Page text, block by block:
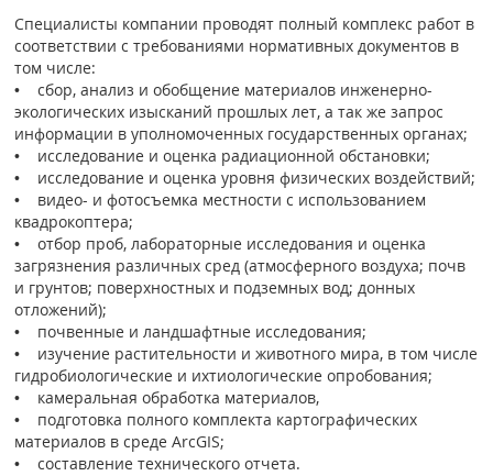
Специалисты компании проводят полный комплекс работ в
соответствии с требованиями нормативных документов в
том числе:
• сбор, анализ и обобщение материалов инженерно-
экологических изысканий прошлых лет, а так же запрос
информации в уполномоченных государственных органах;
• исследование и оценка радиационной обстановки;
• исследование и оценка уровня физических воздействий;
• видео- и фотосъемка местности с использованием
квадрокоптера;
• отбор проб, лабораторные исследования и оценка
загрязнения различных сред (атмосферного воздуха; почв
и грунтов; поверхностных и подземных вод; донных
отложений);
• почвенные и ландшафтные исследования;
• изучение растительности и животного мира, в том числе
гидробиологические и ихтиологические опробования;
• камеральная обработка материалов,
• подготовка полного комплекта картографических
материалов в среде ArcGIS;
• составление технического отчета.